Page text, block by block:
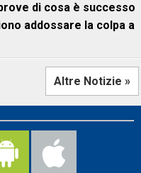
di cosa è successo
addossare la colpa a
Altre Notizie »